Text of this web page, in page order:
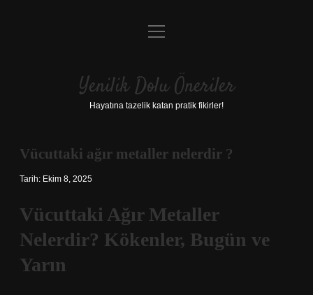
Anasayfa
Yasal Uyarı
menüyü
Yenilik Dolu Öneriler
Hayatına tazelik katan pratik fikirler!
Vücuttaki ağır metaller nelerdir ?
Tarih: Ekim 8, 2025
Vücuttaki Ağır Metaller
Nelerdir? Kökenler, Bugün ve
Yarın